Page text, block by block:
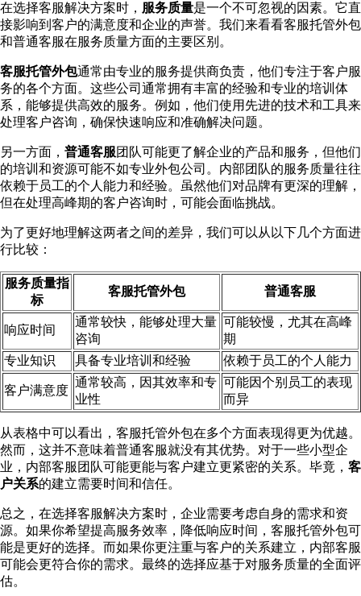
在选择客服解决方案时， 服务质量是一个不可忽视的因素。它直
接影响到客户的满意度和企业的声誉。我们来看看客服托管外包
和普通客服在服务质量方面的主要区别。
客服托管外包通常由专业的服务提供商负责，他们专注于客户服
务的各个方面。这些公司通常拥有丰富的经验和专业的培训体
系，能够提供高效的服务。例如，他们使用先进的技术和工具来
处理客户咨询，确保快速响应和准确解决问题。
另一方面， 普通客服团队可能更了解企业的产品和服务，但他们
的培训和资源可能不如专业外包公司。内部团队的服务质量往往
依赖于员工的个人能力和经验。虽然他们对品牌有更深的理解，
但在处理高峰期的客户咨询时，可能会面临挑战。
为了更好地理解这两者之间的差异，我们可以从以下几个方面进
行比较：
服务质量指
标
客服托管外包 普通客服
响应时间
通常较快，能够处理大量
咨询
可能较慢，尤其在高峰
期
专业知识
具备专业培训和经验 依赖于员工的个人能力
客户满意度
通常较高，因其效率和专
业性
可能因个别员工的表现
而异
从表格中可以看出，客服托管外包在多个方面表现得更为优越。
然而，这并不意味着普通客服就没有其优势。对于一些小型企
业，内部客服团队可能更能与客户建立更紧密的关系。毕竟， 客
户关系的建立需要时间和信任。
总之，在选择客服解决方案时，企业需要考虑自身的需求和资
源。如果你希望提高服务效率，降低响应时间，客服托管外包可
能是更好的选择。而如果你更注重与客户的关系建立，内部客服
可能会更符合你的需求。最终的选择应基于对服务质量的全面评
估。